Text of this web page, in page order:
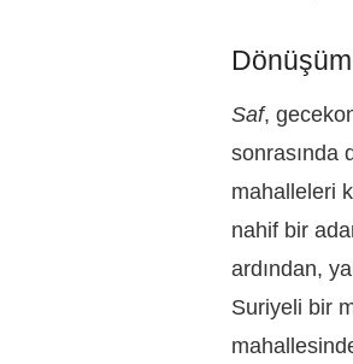
Saf,
sonrasında
mahalleleri
nahif bir
ardından,
Suriyeli bir